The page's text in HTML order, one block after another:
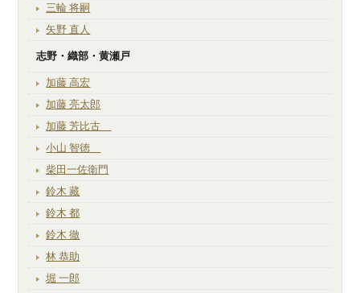
三輪 将嗣
矢野 直人
志野・織部・黄瀬戸
加藤 高宏
加藤 亮太郎
加藤 芳比古
小山 智徳
柴田一佐衛門
鈴木 藏
鈴木 都
鈴木 徹
林 恭助
堀 一郎